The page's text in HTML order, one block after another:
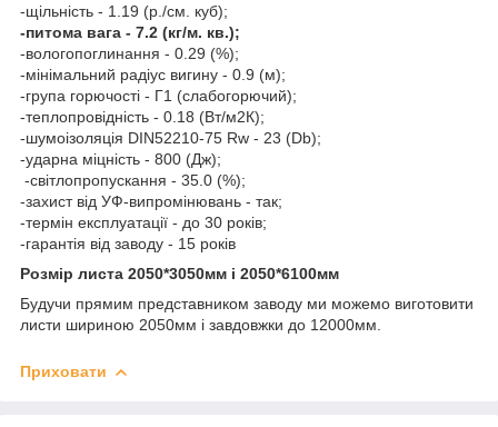
-щільність - 1.19 (р./см. куб);
-питома вага - 7.2 (кг/м. кв.);
-вологопоглинання - 0.29 (%);
-мінімальний радіус вигину - 0.9 (м);
-група горючості - Г1 (слабогорючий);
-теплопровідність - 0.18 (Вт/м2К);
-шумоізоляція DIN52210-75 Rw - 23 (Db);
-ударна міцність - 800 (Дж);
-світлопропускання - 35.0 (%);
-захист від УФ-випромінювань - так;
-термін експлуатації - до 30 років;
-гарантія від заводу - 15 років
Розмір листа 2050*3050мм і 2050*6100мм
Будучи прямим представником заводу ми можемо виготовити
листи шириною 2050мм і завдовжки до 12000мм.
Приховати